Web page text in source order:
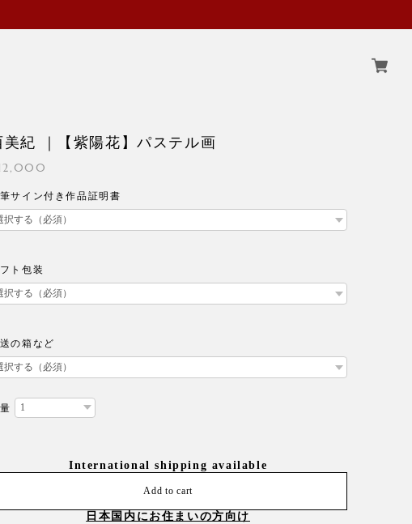
美紀 ｜【紫陽花】パステル画
サイン付き作品証明書
ト包装
の箱など
International shipping available
Add to cart
日本国内にお住まいの方向け